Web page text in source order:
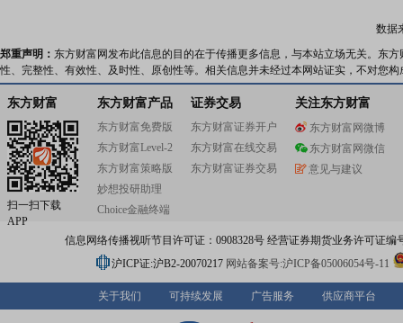
数据
郑重声明： 东方财富网发布此信息的目的在于传播更多信息，与本站立场无关。东
性、完整性、有效性、及时性、原创性等。相关信息并未经过本网站证实，不对您
东方财富
扫一扫下载
APP
东方财富产品
东方财富免费版
东方财富Level-2
东方财富策略版
妙想投研助理
Choice金融终端
证券交易
东方财富证券开户
东方财富在线交易
东方财富证券交易
关注东方财富
东方财富网微博
东方财富网微信
意见与建议
信息网络传播视听节目许可证：0908328号 经营证券期货业务许可证编
沪ICP证:沪B2-20070217 网站备案号:沪ICP备05006054号-11
关于我们 可持续发展 广告服务 供应商平台